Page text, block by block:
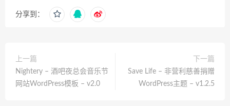
分享到：
上一篇
Nightery – 酒吧夜总会音乐节
网站WordPress模板 – v2.0
下一篇
Save Life – 非营利慈善捐赠
WordPress主题 – v1.2.5